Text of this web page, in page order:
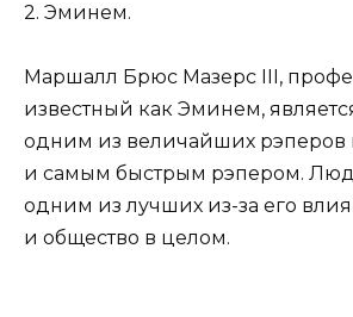
2. Эминем.
Маршалл Брюс Мазерс III,
известный как Эминем,
одним из величайших рэперов
и самым быстрым рэпером.
одним из лучших из-за его
и общество в целом.